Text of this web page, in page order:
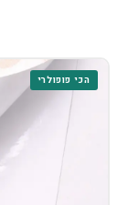
הכי פופולרי